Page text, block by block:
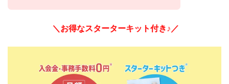
＼お得なスターターキット付き♪／